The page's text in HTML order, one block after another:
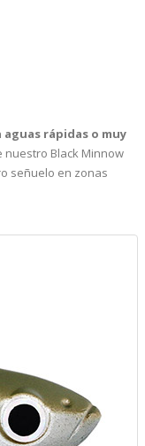
aguas rápidas o muy
Black Minnow
señuelo en zonas